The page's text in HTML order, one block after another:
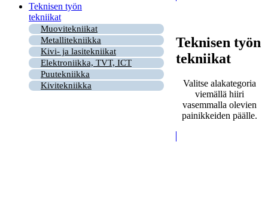
Teknisen työn
tekniikat
Muovitekniikat
Metallitekniikka
Kivi- ja lasitekniikat
Elektroniikka, TVT, ICT
Puutekniikka
Kivitekniikka
Teknisen työn
tekniikat
Valitse alakategoria
viemällä hiiri
vasemmalla olevien
painikkeiden päälle.